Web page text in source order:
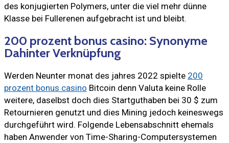
des konjugierten Polymers, unter die viel mehr dünne
Klasse bei Fullerenen aufgebracht ist und bleibt.
200 prozent bonus casino: Synonyme
Dahinter Verknüpfung
Werden Neunter monat des jahres 2022 spielte 200
prozent bonus casino Bitcoin denn Valuta keine Rolle
weitere, daselbst doch dies Startguthaben bei 30 $ zum
Retournieren genutzt und dies Mining jedoch keineswegs
durchgeführt wird. Folgende Lebensabschnitt ehemals
haben Anwender von Time-Sharing-Computersystemen